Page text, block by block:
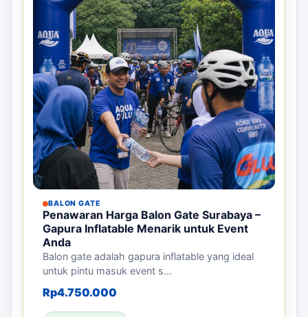
BALON GATE
Penawaran Harga Balon Gate Surabaya –
Gapura Inflatable Menarik untuk Event
Anda
Balon gate adalah gapura inflatable yang ideal
untuk pintu masuk event s...
Rp4.750.000